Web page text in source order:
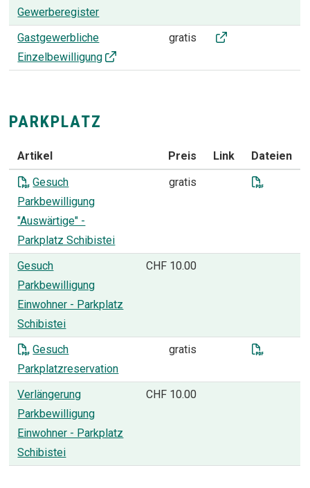
Gewerberegister
Gastgewerbliche
Einzelbewilligung
gratis Gastgewerbliche
PARKPLATZ
PARKPLATZ
Artikel Preis Link
Dateien
Gesuch
Parkbewilligung
"Auswärtige" -
Parkplatz Schibistei
gratis
Gesuch
Parkbewilligung
Einwohner - Parkplatz
Schibistei
CHF 10.00
Gesuch
Parkplatzreservation
gratis
Verlängerung
Parkbewilligung
Einwohner - Parkplatz
Schibistei
CHF 10.00